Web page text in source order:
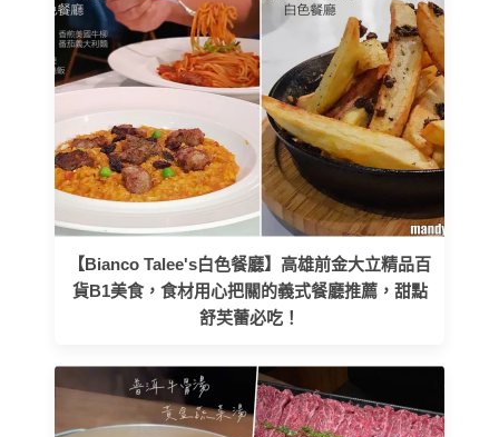
【Bianco Talee's白色餐廳】高雄前金大立精品百
貨B1美食，食材用心把關的義式餐廳推薦，甜點
舒芙蕾必吃！